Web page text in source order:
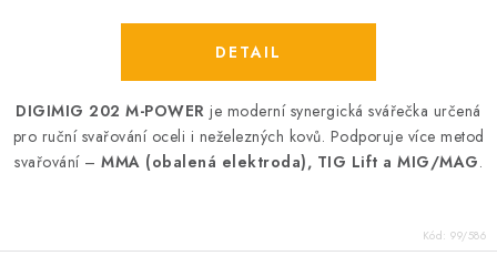
DIGIMIG 202 M-POWER je moderní synergická svářečka určená
pro ruční svařování oceli i neželezných kovů. Podporuje více metod
svařování – MMA (obalená elektroda), TIG Lift a MIG/MAG.
Kód: 99/586